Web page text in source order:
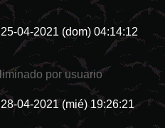
25-04-2021 (dom) 04:14:12
por usuario
28-04-2021 (mié) 19:26:21